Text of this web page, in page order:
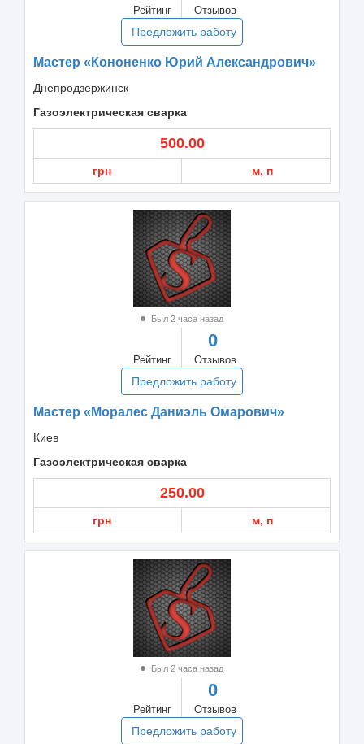
Рейтинг Отзывов
Предложить работу
Мастер «Кононенко Юрий Александрович»
Днепродзержинск
Газоэлектрическая сварка
500.00
грн м, п
Был 2 часа назад
Рейтинг
0
Отзывов
Предложить работу
Мастер «Моралес Даниэль Омарович»
Киев
Газоэлектрическая сварка
250.00
грн м, п
Был 2 часа назад
Рейтинг
0
Отзывов
Предложить работу